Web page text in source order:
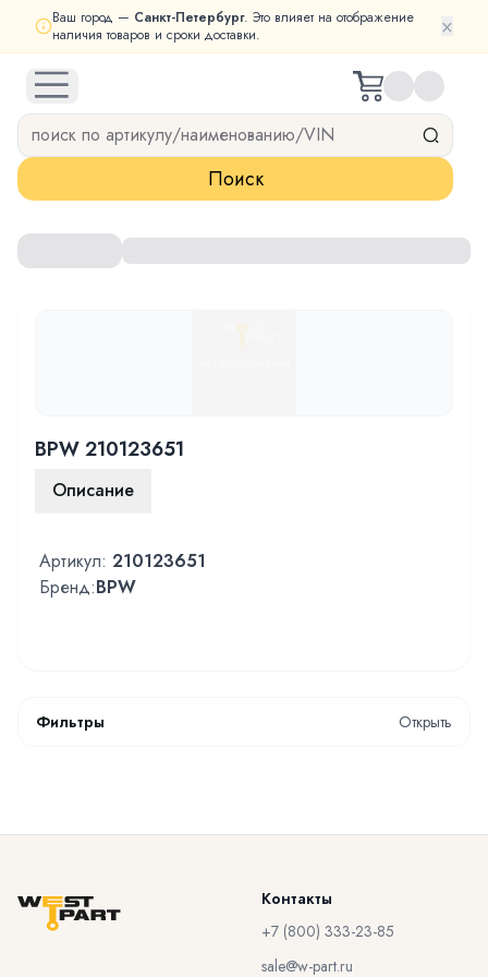
Ваш город — Санкт-Петербург. Это влияет на отображение
наличия товаров и сроки доставки.
×
open navigation menu
Поиск
BPW 210123651
Описание
Артикул: 210123651
Бренд:BPW
Фильтры Открыть
Контакты
+7 (800) 333-23-85
sale@w-part.ru